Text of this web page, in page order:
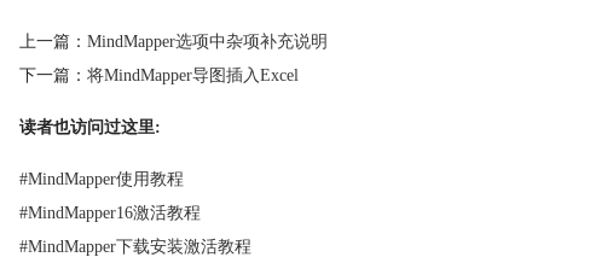
上一篇： MindMapper选项中杂项补充说明
下一篇： 将MindMapper导图插入Excel
读者也访问过这里:
#MindMapper使用教程
#MindMapper16激活教程
#MindMapper下载安装激活教程